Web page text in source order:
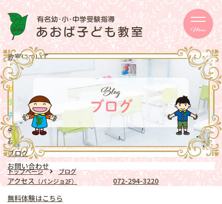
Menu
教室について
メッセージ 取り組み
幼児
school
小学生クラス
school中学生クラス
よくある質問
お知らせ
ブログ
お問い合わせ
アクセス （パンジョ2F）
072-294-3220
無料体験はこちら
Blog
ブログ
トップページ ブログ